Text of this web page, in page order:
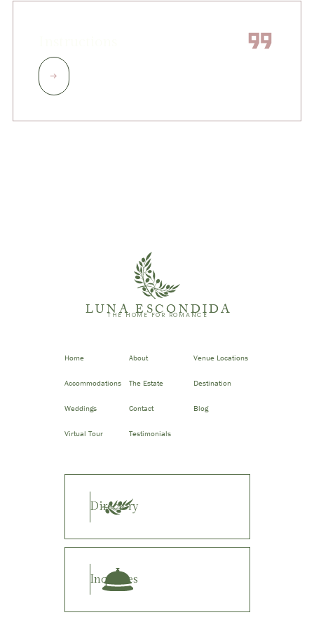
LUNA ESCONDIDA
THE HOME FOR ROMANCE
Home About Venue Locations
Accommodations The Estate Destination
Weddings Contact Blog
Virtual Tour Testimonials
Directory
Inquiries